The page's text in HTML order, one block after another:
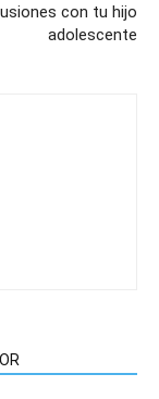
con tu hijo
adolescente